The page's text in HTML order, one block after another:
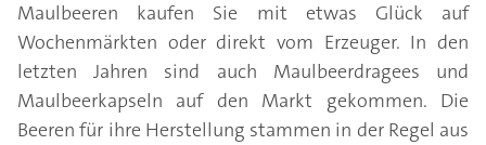
Maulbeeren kaufen Sie mit etwas Glück auf
Wochenmärkten oder direkt vom Erzeuger. In den
letzten Jahren sind auch Maulbeerdragees und
Maulbeerkapseln auf den Markt gekommen. Die
Beeren für ihre Herstellung stammen in der Regel aus